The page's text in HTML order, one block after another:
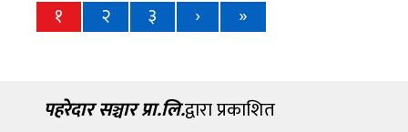
१ २ ३ › »
पहरेदार सञ्चार प्रा.लि.द्वारा प्रकाशित